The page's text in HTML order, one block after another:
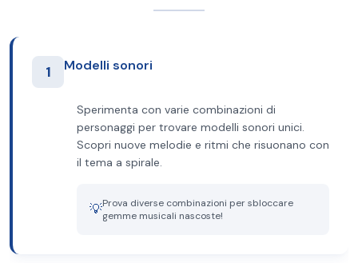
1 Modelli sonori
Sperimenta con varie combinazioni di
personaggi per trovare modelli sonori unici.
Scopri nuove melodie e ritmi che risuonano con
il tema a spirale.
💡Prova diverse combinazioni per sbloccare
gemme musicali nascoste!